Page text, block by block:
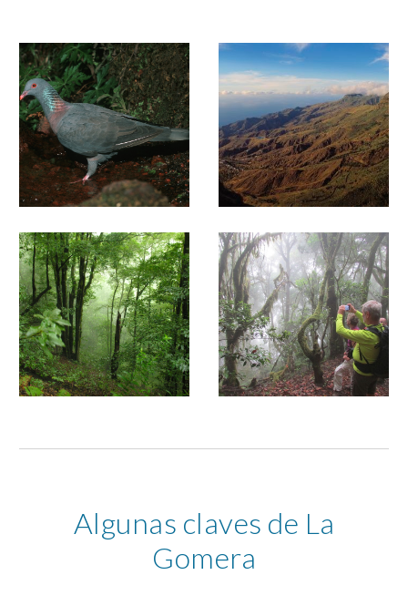
Algunas claves de La
Gomera